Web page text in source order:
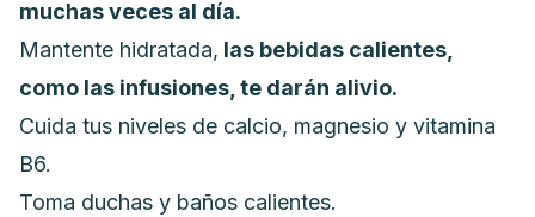
muchas veces al día.
Mantente hidratada, las bebidas calientes,
como las infusiones, te darán alivio.
Cuida tus niveles de calcio, magnesio y vitamina
B6.
Toma duchas y baños calientes.